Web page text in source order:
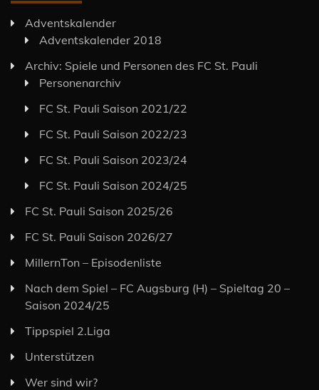
Adventskalender
Adventskalender 2018
Archiv: Spiele und Personen des FC St. Pauli
Personenarchiv
FC St. Pauli Saison 2021/22
FC St. Pauli Saison 2022/23
FC St. Pauli Saison 2023/24
FC St. Pauli Saison 2024/25
FC St. Pauli Saison 2025/26
FC St. Pauli Saison 2026/27
MillernTon – Episodenliste
Nach dem Spiel – FC Augsburg (H) – Spieltag 20 –
Saison 2024/25
Tippspiel 2.Liga
Unterstützen
Wer sind wir?